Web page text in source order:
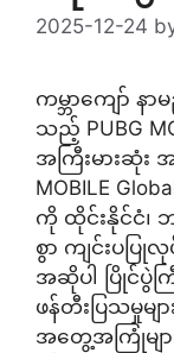
2025-12-24
ကမ္ဘာကျော် န
သည့် PUBG
အကြီးမားဆုံး
MOBILE
ကို ထိုင်းနိုင်ငံ၊
စွာ ကျင်းပပြု
အဆိုပါ ပြိုင်ပွဲက
ဖန်တီးပြသမှုမ
အတွေ့အကြုံမျာ